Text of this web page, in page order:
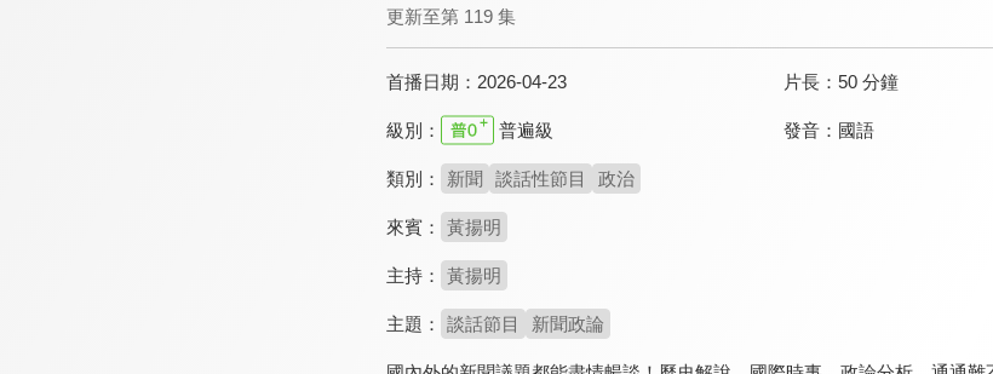
更新至第 119 集
首播日期： 2026-04-23 片長： 50 分鐘
級別： 普遍級 發音： 國語
類別： 新聞 談話性節目 政治
來賓： 黃揚明
主持： 黃揚明
主題： 談話節目 新聞政論